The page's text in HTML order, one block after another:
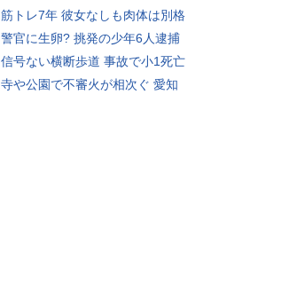
筋トレ7年 彼女なしも肉体は別格
警官に生卵? 挑発の少年6人逮捕
信号ない横断歩道 事故で小1死亡
寺や公園で不審火が相次ぐ 愛知